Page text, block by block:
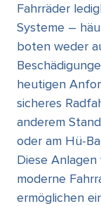
Fahrräder
Systeme –
boten weder
heutigen
sicheres
anderem
oder am Hü-
Diese
moderne
ermöglichen